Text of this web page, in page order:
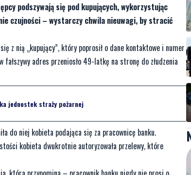
podszywają się pod kupujących, wykorzystując
czujności – wystarczy chwila nieuwagi, by stracić
z nią „kupujący”, który poprosił o dane kontaktowe i numer
adres przeniosło 49-latkę na stronę do złudzenia
jednostek straży pożarnej
do niej kobieta podająca się za pracownicę banku.
kobieta dwukrotnie autoryzowała przelewy, które